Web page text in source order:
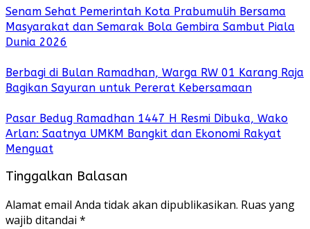
Senam Sehat Pemerintah Kota Prabumulih Bersama
Masyarakat dan Semarak Bola Gembira Sambut Piala
Dunia 2026
Berbagi di Bulan Ramadhan, Warga RW 01 Karang Raja
Bagikan Sayuran untuk Pererat Kebersamaan
Pasar Bedug Ramadhan 1447 H Resmi Dibuka, Wako
Arlan: Saatnya UMKM Bangkit dan Ekonomi Rakyat
Menguat
Tinggalkan Balasan
Alamat email Anda tidak akan dipublikasikan. Ruas yang
wajib ditandai *